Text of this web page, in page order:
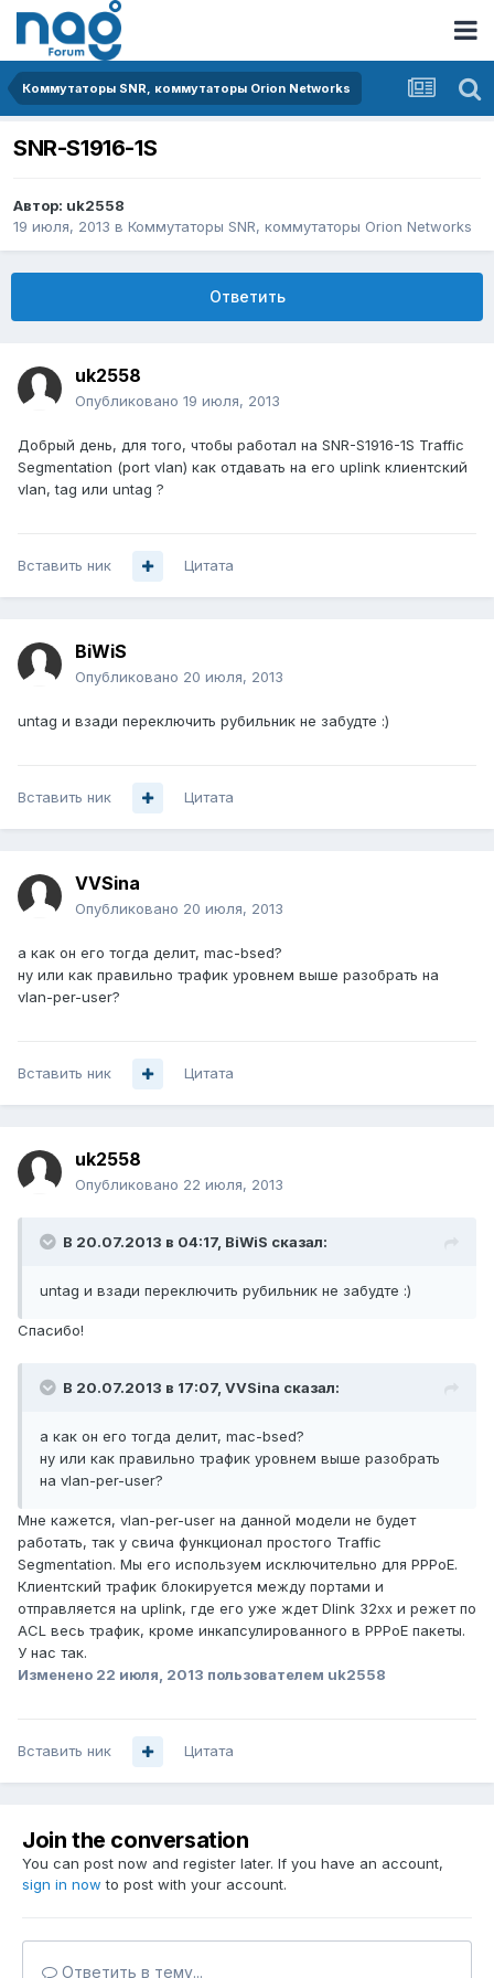
Коммутаторы SNR, коммутаторы Orion Networks
SNR-S1916-1S
Автор: uk2558
19 июля, 2013 в Коммутаторы SNR, коммутаторы Orion Networks
Ответить
uk2558
Опубликовано 19 июля, 2013
Добрый день, для того, чтобы работал на SNR-S1916-1S Traffic
Segmentation (port vlan) как отдавать на его uplink клиентский
vlan, tag или untag ?
Вставить ник Цитата
BiWiS
Опубликовано 20 июля, 2013
untag и взади переключить рубильник не забудте :)
Вставить ник Цитата
VVSina
Опубликовано 20 июля, 2013
а как он его тогда делит, mac-bsed?
ну или как правильно трафик уровнем выше разобрать на
vlan-per-user?
Вставить ник Цитата
uk2558
Опубликовано 22 июля, 2013
В 20.07.2013 в 04:17, BiWiS сказал:
untag и взади переключить рубильник не забудте :)
Спасибо!
В 20.07.2013 в 17:07, VVSina сказал:
а как он его тогда делит, mac-bsed?
ну или как правильно трафик уровнем выше разобрать
на vlan-per-user?
Мне кажется, vlan-per-user на данной модели не будет
работать, так у свича функционал простого Traffic
Segmentation. Мы его используем исключительно для PPPoE.
Клиентский трафик блокируется между портами и
отправляется на uplink, где его уже ждет Dlink 32xx и режет по
ACL весь трафик, кроме инкапсулированного в PPPoE пакеты.
У нас так.
Изменено 22 июля, 2013 пользователем uk2558
Вставить ник Цитата
Join the conversation
You can post now and register later. If you have an account,
sign in now to post with your account.
Ответить в тему...